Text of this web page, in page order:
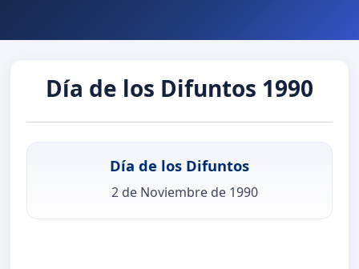
Día de los Difuntos 1990
Día de los Difuntos
2 de Noviembre de 1990